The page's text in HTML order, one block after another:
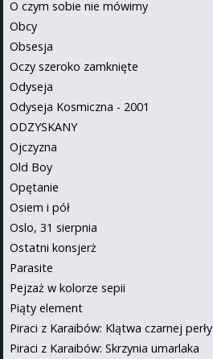
O czym sobie nie mówimy
Obcy
Obsesja
Oczy szeroko zamknięte
Odyseja
Odyseja Kosmiczna - 2001
ODZYSKANY
Ojczyzna
Old Boy
Opętanie
Osiem i pół
Oslo, 31 sierpnia
Ostatni konsjerż
Parasite
Pejzaż w kolorze sepii
Piąty element
Piraci z Karaibów: Klątwa czarnej perły
Piraci z Karaibów: Skrzynia umarlaka